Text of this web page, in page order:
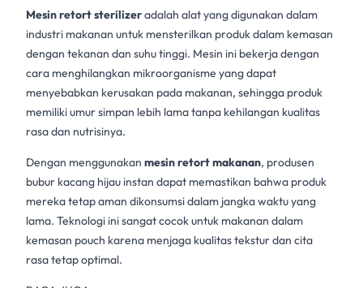
Mesin retort sterilizeradalah alat yang digunakan dalam
industri makanan untuk mensterilkan produk dalam kemasan
dengan tekanan dan suhu tinggi. Mesin ini bekerja dengan
cara menghilangkan mikroorganisme yang dapat
menyebabkan kerusakan pada makanan, sehingga produk
memiliki umur simpan lebih lama tanpa kehilangan kualitas
rasa dan nutrisinya.
Dengan menggunakan mesin retort makanan, produsen
bubur kacang hijau instan dapat memastikan bahwa produk
mereka tetap aman dikonsumsi dalam jangka waktu yang
lama. Teknologi ini sangat cocok untuk makanan dalam
kemasan pouch karena menjaga kualitas tekstur dan cita
rasa tetap optimal.